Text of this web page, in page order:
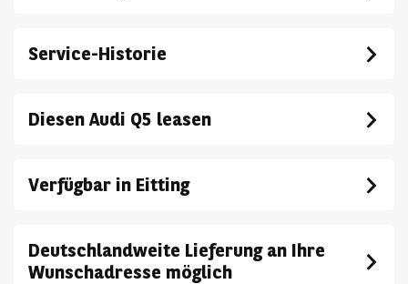
Service-Historie
Diesen Audi Q5 leasen
Verfügbar in Eitting
Deutschlandweite Lieferung an Ihre
Wunschadresse möglich